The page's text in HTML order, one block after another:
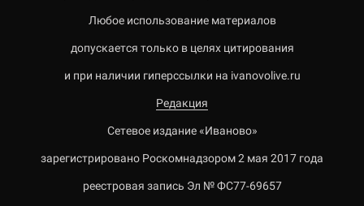
Любое использование материалов
допускается только в целях цитирования
и при наличии гиперссылки на ivanovolive.ru
Редакция
Сетевое издание «Иваново»
зарегистрировано Роскомнадзором 2 мая 2017 года
реестровая запись Эл № ФС77-69657